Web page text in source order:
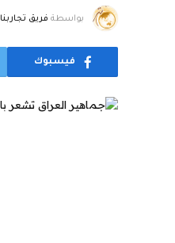
بواسطة فريق تجاربنا
فيسبوك